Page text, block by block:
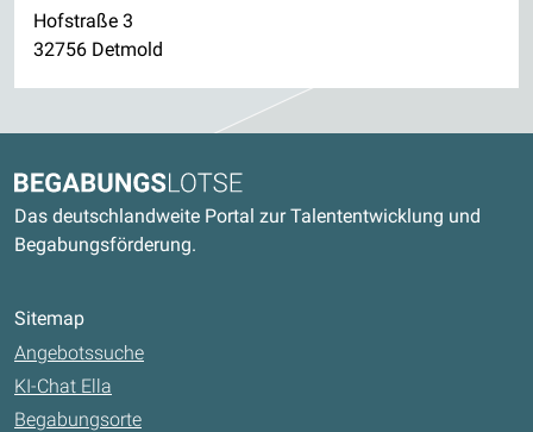
Hofstraße 3
32756 Detmold
Begabungslotse
Das deutschlandweite Portal zur Talententwicklung und
Begabungsförderung.
Sitemap
Angebotssuche
KI-Chat Ella
Begabungsorte